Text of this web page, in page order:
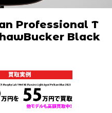
Professional T
Black